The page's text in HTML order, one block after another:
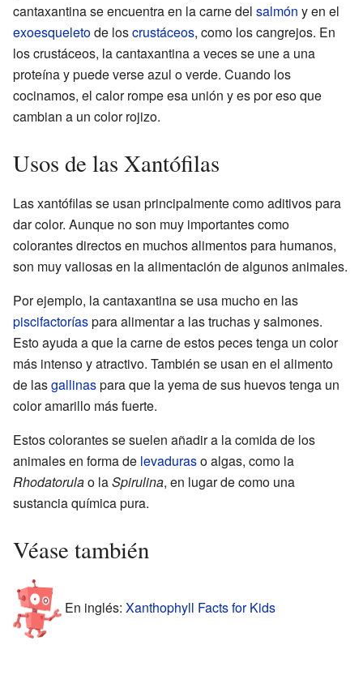
cantaxantina se encuentra en la carne del salmón y en el
exoesqueletode loscrustáceos, como los cangrejos. En
los crustáceos, la cantaxantina a veces se une a una
proteína y puede verse azul o verde. Cuando los
cocinamos, el calor rompe esa unión y es por eso que
cambian a un color rojizo.
Usos de las Xantófilas
Las xantófilas se usan principalmente como aditivos para
dar color. Aunque no son muy importantes como
colorantes directos en muchos alimentos para humanos,
son muy valiosas en la alimentación de algunos animales.
Por ejemplo, la cantaxantina se usa mucho en las
piscifactoríaspara alimentar a las truchas y salmones.
Esto ayuda a que la carne de estos peces tenga un color
más intenso y atractivo. También se usan en el alimento
de lasgallinaspara que la yema de sus huevos tenga un
color amarillo más fuerte.
Estos colorantes se suelen añadir a la comida de los
animales en forma de levaduraso algas, como la
Rhodatorulao laSpirulina, en lugar de como una
sustancia química pura.
Véase también
En inglés: Xanthophyll Facts for Kids